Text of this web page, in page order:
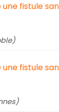
fistule
fistule